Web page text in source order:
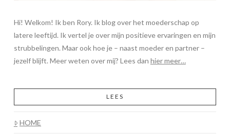
Hi! Welkom! Ik ben Rory. Ik blog over het moederschap op
latere leeftijd. Ik vertel je over mijn positieve ervaringen en mijn
strubbelingen. Maar ook hoe je – naast moeder en partner –
jezelf blijft. Meer weten over mij? Lees dan hier meer…
LEES
HOME